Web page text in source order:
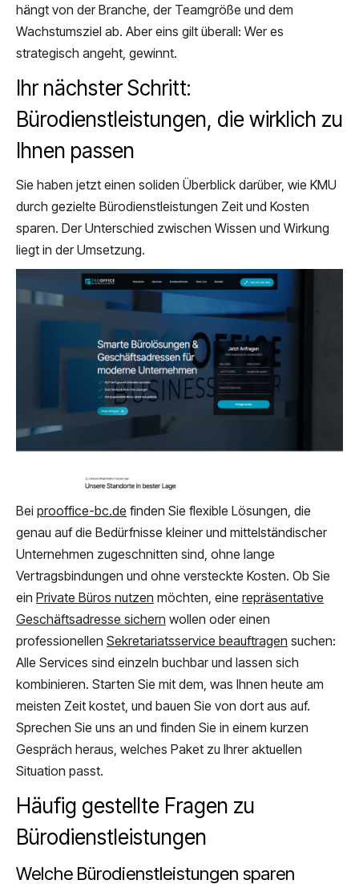
hängt von der Branche, der Teamgröße und dem
Wachstumsziel ab. Aber eins gilt überall: Wer es
strategisch angeht, gewinnt.
Ihr nächster Schritt:
Bürodienstleistungen, die wirklich zu
Ihnen passen
Sie haben jetzt einen soliden Überblick darüber, wie KMU
durch gezielte Bürodienstleistungen Zeit und Kosten
sparen. Der Unterschied zwischen Wissen und Wirkung
liegt in der Umsetzung.
Bei prooffice-bc.de finden Sie flexible Lösungen, die
genau auf die Bedürfnisse kleiner und mittelständischer
Unternehmen zugeschnitten sind, ohne lange
Vertragsbindungen und ohne versteckte Kosten. Ob Sie
ein Private Büros nutzen möchten, eine repräsentative
Geschäftsadresse sichern wollen oder einen
professionellen Sekretariatsservice beauftragen suchen:
Alle Services sind einzeln buchbar und lassen sich
kombinieren. Starten Sie mit dem, was Ihnen heute am
meisten Zeit kostet, und bauen Sie von dort aus auf.
Sprechen Sie uns an und finden Sie in einem kurzen
Gespräch heraus, welches Paket zu Ihrer aktuellen
Situation passt.
Häufig gestellte Fragen zu
Bürodienstleistungen
Welche Bürodienstleistungen sparen